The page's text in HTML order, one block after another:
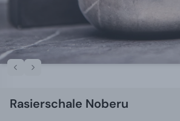
Rasierschale Noberu